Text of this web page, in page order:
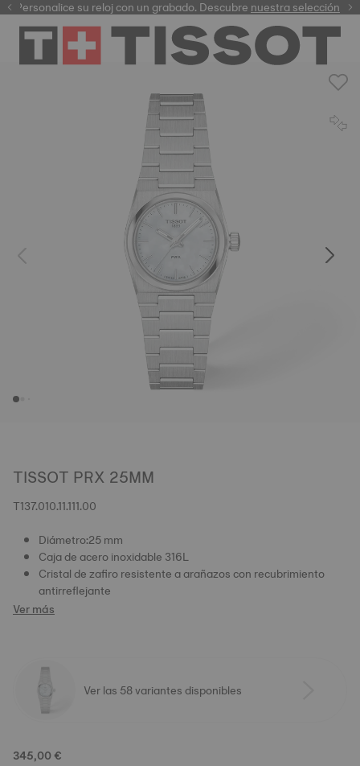
Personalice su reloj con un grabado. Descubrenuestra selección
garantía digital
TISSOT PRX 25MM
T137.010.11.111.00
Diámetro:25 mm
Caja de acero inoxidable 316L
Cristal de zafiro resistente a arañazos con recubrimiento
antirreflejante
Ver más
Ver las 58 variantes disponibles
345,00 €